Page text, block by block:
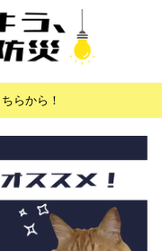
らから！